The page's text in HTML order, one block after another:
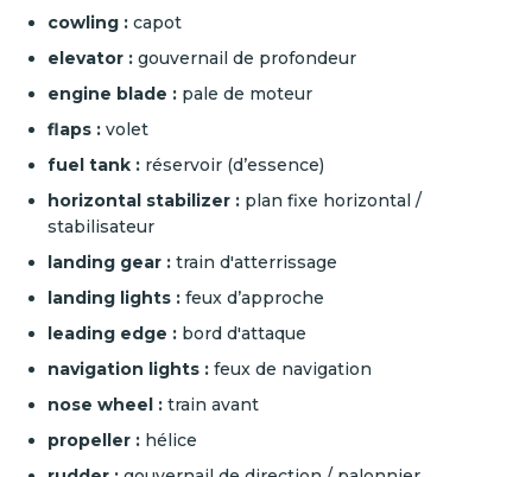
cowling : capot
elevator : gouvernail de profondeur
engine blade : pale de moteur
flaps : volet
fuel tank : réservoir (d’essence)
horizontal stabilizer : plan fixe horizontal /
stabilisateur
landing gear : train d'atterrissage
landing lights : feux d’approche
leading edge : bord d'attaque
navigation lights : feux de navigation
nose wheel : train avant
propeller : hélice